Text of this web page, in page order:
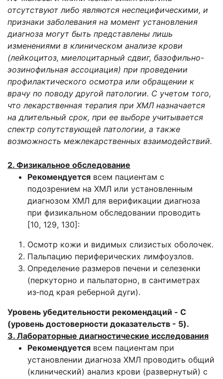
отсутствуют либо являются неспецифическими, и
признаки заболевания на момент установления
диагноза могут быть представлены лишь
изменениями в клиническом анализе крови
(лейкоцитоз, миелоцитарный сдвиг, базофильно-
эозинофильная ассоциация) при проведении
профилактического осмотра или обращении к
врачу по поводу другой патологии. С учетом того,
что лекарственная терапия при ХМЛ назначается
на длительный срок, при ее выборе учитывается
спектр сопутствующей патологии, а также
возможность межлекарственных взаимодействий.
2. Физикальное обследование
Рекомендуется всем пациентам с
подозрением на ХМЛ или установленным
диагнозом ХМЛ для верификации диагноза
при физикальном обследовании проводить
[10, 129, 130]:
Осмотр кожи и видимых слизистых оболочек.
Пальпацию периферических лимфоузлов.
Определение размеров печени и селезенки
(перкуторно и пальпаторно, в сантиметрах
из‑под края реберной дуги).
Уровень убедительности рекомендаций - C
(уровень достоверности доказательств - 5).
3. Лабораторные диагностические исследования
Рекомендуется всем пациентам при
установлении диагноза ХМЛ проводить общий
(клинический) анализ крови (развернутый) с